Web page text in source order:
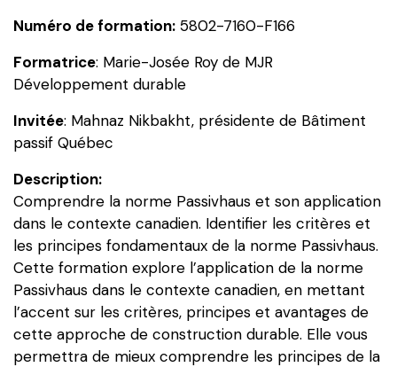
un
Canadien
Numéro de formation: 5802-7160-F166
Formatrice: Marie-Josée Roy de MJR
Développement durable
Invitée: Mahnaz Nikbakht, présidente de Bâtiment
passif Québec
Description:
Comprendre la norme Passivhaus et son application
dans le contexte canadien. Identifier les critères et
les principes fondamentaux de la norme Passivhaus.
Cette formation explore l’application de la norme
Passivhaus dans le contexte canadien, en mettant
l’accent sur les critères, principes et avantages de
cette approche de construction durable. Elle vous
permettra de mieux comprendre les principes de la